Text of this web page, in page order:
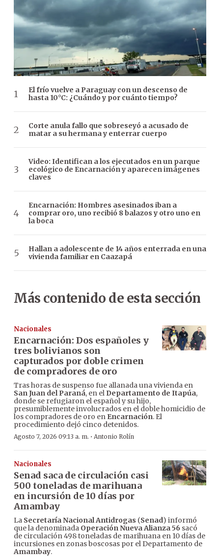
El frío vuelve a Paraguay con un descenso de
hasta 10°C: ¿Cuándo y por cuánto tiempo?
Corte anula fallo que sobreseyó a acusado de
matar a su hermana y enterrar cuerpo
Video: Identifican a los ejecutados en un parque
ecológico de Encarnación y aparecen imágenes
claves
Encarnación: Hombres asesinados iban a
comprar oro, uno recibió 8 balazos y otro uno en
la boca
Hallan a adolescente de 14 años enterrada en una
vivienda familiar en Caazapá
Más contenido de esta sección
Nacionales
Encarnación: Dos españoles y
tres bolivianos son
capturados por doble crimen
de compradores de oro
Tras horas de suspenso fue allanada una vivienda en
San Juan del Paraná, en el Departamento de Itapúa,
donde se refugiaron el español y su hijo,
presumiblemente involucrados en el doble homicidio de
los compradores de oro en Encarnación. El
procedimiento dejó cinco detenidos.
Agosto 7, 2026 09:13 a. m. · Antonio Rolín
Nacionales
Senad saca de circulación casi
500 toneladas de marihuana
en incursión de 10 días por
Amambay
La Secretaría Nacional Antidrogas (Senad) informó
que la denominada Operación Nueva Alianza 56 sacó
de circulación 498 toneladas de marihuana en 10 días de
incursiones en zonas boscosas por el Departamento de
Amambay.